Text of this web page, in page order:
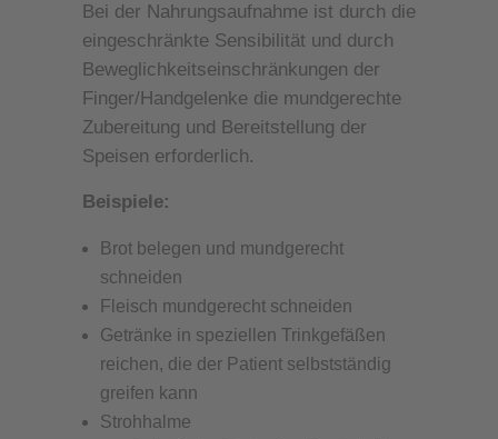
Bei der Nahrungsaufnahme ist durch die
eingeschränkte Sensibilität und durch
Beweglichkeitseinschränkungen der
Finger/Handgelenke die mundgerechte
Zubereitung und Bereitstellung der
Speisen erforderlich.
Beispiele:
Brot belegen und mundgerecht
schneiden
Fleisch mundgerecht schneiden
Getränke in speziellen Trinkgefäßen
reichen, die der Patient selbstständig
greifen kann
Strohhalme